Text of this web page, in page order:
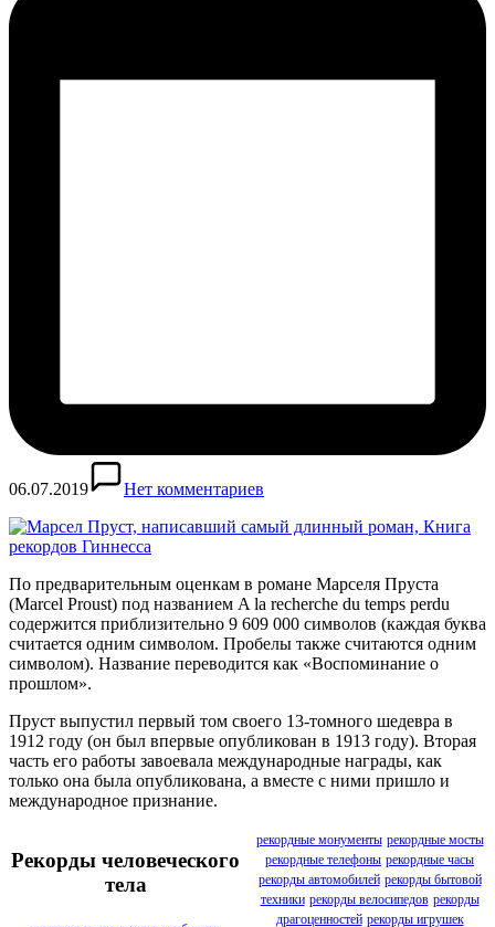
06.07.2019 Нет комментариев
По предварительным оценкам в романе Марселя Пруста
(Marcel Proust) под названием A la recherche du temps perdu
содержится приблизительно 9 609 000 символов (каждая буква
считается одним символом. Пробелы также считаются одним
символом). Название переводится как «Воспоминание о
прошлом».
Пруст выпустил первый том своего 13-томного шедевра в
1912 году (он был впервые опубликован в 1913 году). Вторая
часть его работы завоевала международные награды, как
только она была опубликована, а вместе с ними пришло и
международное признание.
Рекорды человеческого
тела
рекордные монументы рекордные мосты
рекордные телефоны рекордные часы
рекорды автомобилей рекорды бытовой
техники рекорды велосипедов рекорды
драгоценностей рекорды игрушек